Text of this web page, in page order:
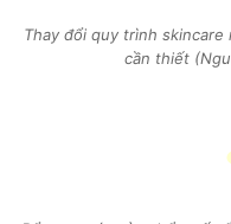
Thay đổi quy trình
cần thiết